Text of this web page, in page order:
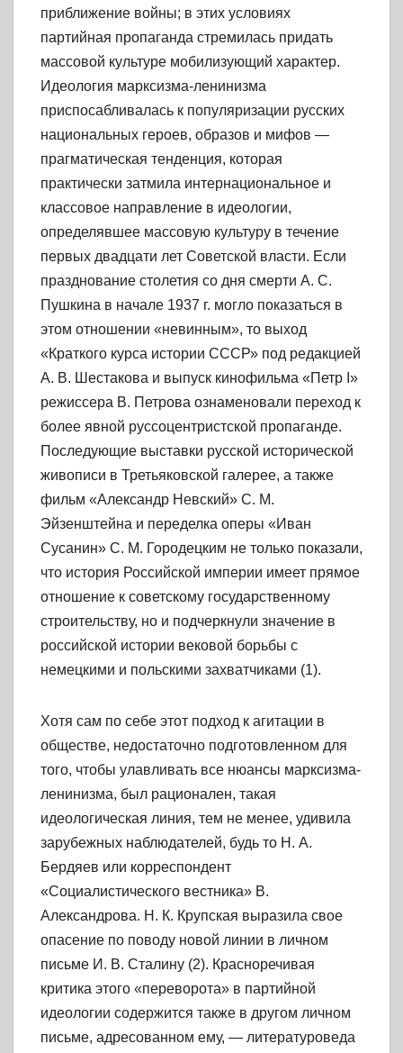
приближение войны; в этих условиях
партийная пропаганда стремилась придать
массовой культуре мобилизующий характер.
Идеология марксизма-ленинизма
приспосабливалась к популяризации русских
национальных героев, образов и мифов —
прагматическая тенденция, которая
практически затмила интернациональное и
классовое направление в идеологии,
определявшее массовую культуру в течение
первых двадцати лет Советской власти. Если
празднование столетия со дня смерти А. С.
Пушкина в начале 1937 г. могло показаться в
этом отношении «невинным», то выход
«Краткого курса истории СССР» под редакцией
А. В. Шестакова и выпуск кинофильма «Петр I»
режиссера В. Петрова ознаменовали переход к
более явной руссоцентристской пропаганде.
Последующие выставки русской исторической
живописи в Третьяковской галерее, а также
фильм «Александр Невский» С. М.
Эйзенштейна и переделка оперы «Иван
Сусанин» С. М. Городецким не только показали,
что история Российской империи имеет прямое
отношение к советскому государственному
строительству, но и подчеркнули значение в
российской истории вековой борьбы с
немецкими и польскими захватчиками (1).
Хотя сам по себе этот подход к агитации в
обществе, недостаточно подготовленном для
того, чтобы улавливать все нюансы марксизма-
ленинизма, был рационален, такая
идеологическая линия, тем не менее, удивила
зарубежных наблюдателей, будь то Н. А.
Бердяев или корреспондент
«Социалистического вестника» В.
Александрова. Н. К. Крупская выразила свое
опасение по поводу новой линии в личном
письме И. В. Сталину (2). Красноречивая
критика этого «переворота» в партийной
идеологии содержится также в другом личном
письме, адресованном ему, — литературоведа